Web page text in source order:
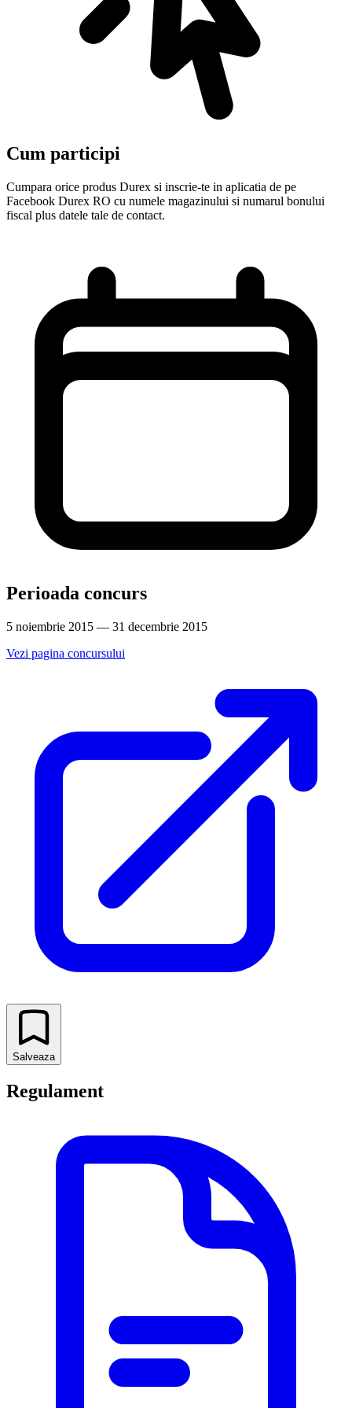
Cum participi
Cumpara orice produs Durex si inscrie-te in aplicatia de pe
Facebook Durex RO cu numele magazinului si numarul bonului
fiscal plus datele tale de contact.
Perioada concurs
5 noiembrie 2015 — 31 decembrie 2015
Vezi pagina concursului
Salveaza
Regulament